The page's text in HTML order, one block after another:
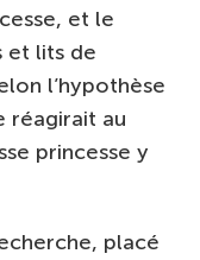
et le
et lits de
l’hypothèse
réagirait au
princesse y
placé